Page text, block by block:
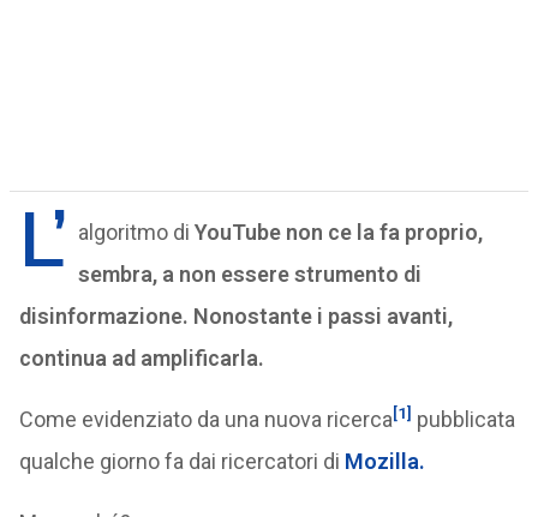
L’ algoritmo di YouTube non ce la fa proprio,
sembra, a non essere strumento di
disinformazione. Nonostante i passi avanti,
continua ad amplificarla.
Come evidenziato da una nuova ricerca[1] pubblicata
qualche giorno fa dai ricercatori di Mozilla.